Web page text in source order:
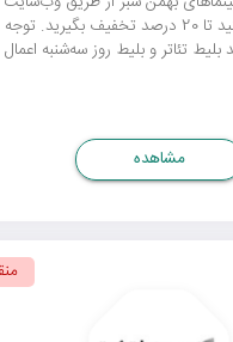
این کد تخفیف استفاده کنید تا 20 درصد تخفیف
بلیط تئاتر و بلیط روز سه‌شنبه
مشاهده